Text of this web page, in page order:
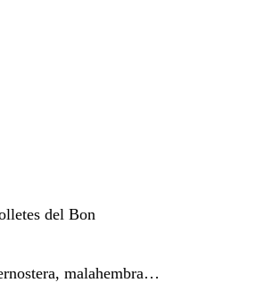
del Bon
malahembra…